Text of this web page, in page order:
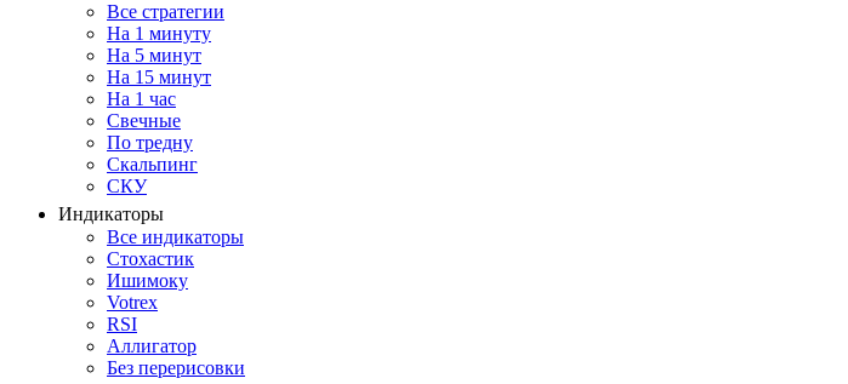
Все стратегии
На 1 минуту
На 5 минут
На 15 минут
На 1 час
Свечные
По тредну
Скальпинг
СКУ
Индикаторы
Все индикаторы
Стохастик
Ишимоку
Votrex
RSI
Аллигатор
Без перерисовки